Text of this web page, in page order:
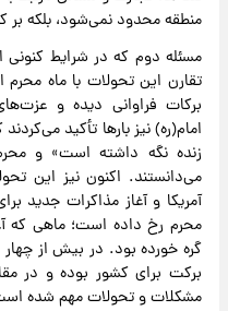
منطقه محدود نمی‌شود، بلکه بر
‌‌مسئله دوم که در شرایط کنونی
تقارن این تحولات با ماه
برکات فراوانی دیده و
امام(ره) نیز بارها تأکید
زنده نگه داشته است» و
می‌دانستند. اکنون نیز این
آمریکا و آغاز مذاکرات جدید
محرم رخ داده است؛ ماهی که
گره خورده بود. در بیش از
برکت برای کشور بوده و در
مشکلات و تحولات مهم شده